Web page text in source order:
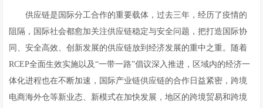
供应链是国际分工合作的重要载体，过去三年，经历了疫情的
阻隔，国际社会都愈加关注供应链稳定与安全问题，把打造国际协
同、安全高效、创新发展的供应链放到经济发展的重中之重。随着
RCEP全面生效实施以及“一带一路”倡议深入推进，区域内的经济一
体化进程也在不断加速，国际产业链供应链的合作日益紧密，跨境
电商海外仓等新业态、新模式在加快发展，地区的跨境贸易和跨境